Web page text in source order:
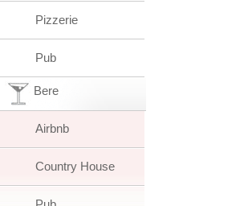
Pizzerie
Pub
Bere
Airbnb
Country House